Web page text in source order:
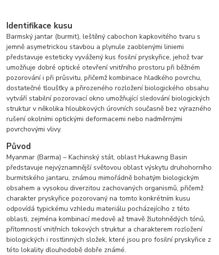
Identifikace kusu
Barmský jantar (burmit), leštěný cabochon kapkovitého tvaru s
jemně asymetrickou stavbou a plynule zaoblenými liniemi
představuje esteticky vyvážený kus fosilní pryskyřice, jehož tvar
umožňuje dobré optické otevření vnitřního prostoru při běžném
pozorování i při průsvitu, přičemž kombinace hladkého povrchu,
dostatečné tloušťky a přirozeného rozložení biologického obsahu
vytváří stabilní pozorovací okno umožňující sledování biologických
struktur v několika hloubkových úrovních současně bez výrazného
rušení okolními optickými deformacemi nebo nadměrnými
povrchovými vlivy.
Původ
Myanmar (Barma) – Kachinský stát, oblast Hukawng Basin
představuje nejvýznamnější světovou oblast výskytu druhohorního
burmitského jantaru, známou mimořádně bohatým biologickým
obsahem a vysokou diverzitou zachovaných organismů, přičemž
charakter pryskyřice pozorovaný na tomto konkrétním kusu
odpovídá typickému vzhledu materiálu pocházejícího z této
oblasti, zejména kombinací medově až tmavě žlutohnědých tónů,
přítomností vnitřních tokových struktur a charakterem rozložení
biologických i rostlinných složek, které jsou pro fosilní pryskyřice z
této lokality dlouhodobě dobře známé.